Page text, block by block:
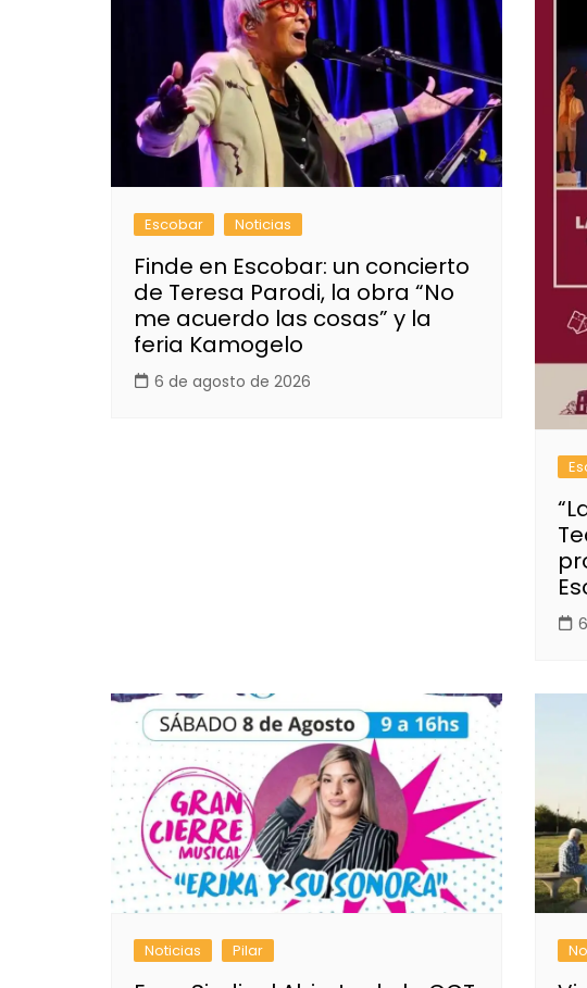
Escobar Noticias
Finde en Escobar: un concierto
de Teresa Parodi, la obra “No
me acuerdo las cosas” y la
feria Kamogelo
6 de agosto de 2026
Noticias Pilar